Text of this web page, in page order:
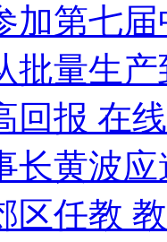
加第七
批量生
回报 在
长黄波
区任教